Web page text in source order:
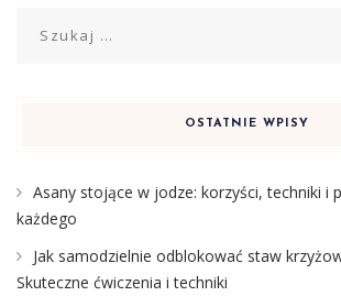
OSTATNIE WPISY
Asany stojące w jodze: korzyści, techniki i
każdego
Jak samodzielnie odblokować staw
Skuteczne ćwiczenia i techniki